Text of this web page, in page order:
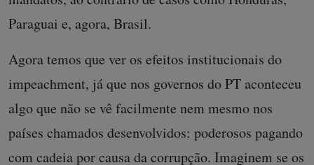
Paraguai e, agora, Brasil.
Agora temos que ver os efeitos institucionais do
impeachment, já que nos governos do PT aconteceu
algo que não se vê facilmente nem mesmo nos
países chamados desenvolvidos: poderosos pagando
com cadeia por causa da corrupção. Imaginem se os